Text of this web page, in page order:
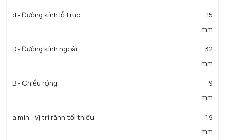
d - Đường kính lỗ trục
15
mm
D - Đường kính ngoài
32
mm
B - Chiều rộng
9
mm
a min - Vị trí rãnh tối thiểu
1,9
mm